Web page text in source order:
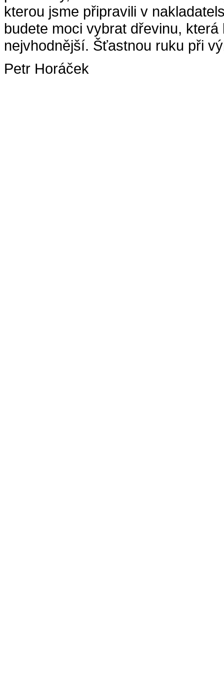
kterou jsme připravili v
budete moci vybrat dřevinu,
nejvhodnější. Šťastnou ruku při
Petr Horáček